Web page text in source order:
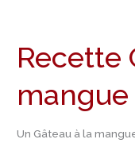
Recette
mangue
Un Gâteau à la
à
la
mangue